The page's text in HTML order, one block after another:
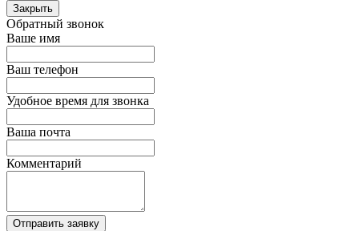
Закрыть
Обратный звонок
Ваше имя
Ваш телефон
Удобное время для звонка
Ваша почта
Комментарий
Отправить заявку